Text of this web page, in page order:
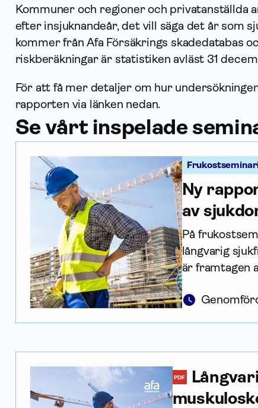
Kommuner och regioner och privatanställda
efter insjuknandeår, det vill säga det år som
kommer från Afa Försäkrings skadedatabas
riskberäkningar är statistiken avläst 31
För att få mer detaljer om hur
rapporten via länken nedan.
Se vårt inspelade
Ny
av
På
långvarig
är framtagen
PDF